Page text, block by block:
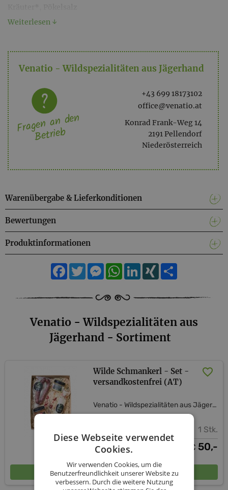
Haltbarkeit: ca. 1,5 Monate bei Auslieferung, kann bei
Raumtemperatur gelagert werden
Weiterlesen ↓
Venatio - Wildspezialitäten aus Jägerhand
+43 699 18173102
office@venatio.at
Konrad Frank-Weg 14
2191 Pellendorf
Niederösterreich
Fragen an den
Betrieb
Warenübergabe & Lieferkonditionen
Bewertungen
Produktinformationen
Facebook
TwitterMessengerWhatsApp
LinkedIn
XING
Venatio - Wildspezialitäten aus
Jägerhand - Sortiment
Wilde Schmankerl - Set -
versandkostenfrei (AT)
Venatio - Wildspezialitäten aus Jägerhand
1 Stk.
€ 50,-
In den Warenkorb
Diese Webseite verwendet
Cookies.
Wir verwenden Cookies, um die
Benutzerfreundlichkeit unserer Website zu
verbessern. Durch die weitere Nutzung